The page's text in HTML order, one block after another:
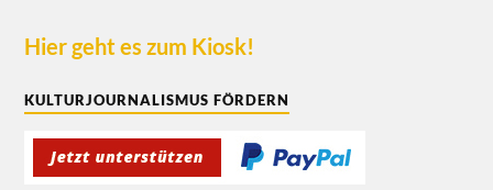
Hier geht es zum Kiosk!
KULTURJOURNALISMUS FÖRDERN